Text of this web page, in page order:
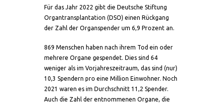
Für das Jahr 2022 gibt die Deutsche Stiftung
Organtransplantation (DSO) einen Rückgang
der Zahl der Organspender um 6,9 Prozent an.
869 Menschen haben nach ihrem Tod ein oder
mehrere Organe gespendet. Dies sind 64
weniger als im Vorjahreszeitraum, das sind (nur)
10,3 Spendern pro eine Million Einwohner. Noch
2021 waren es im Durchschnitt 11,2 Spender.
Auch die Zahl der entnommenen Organe, die